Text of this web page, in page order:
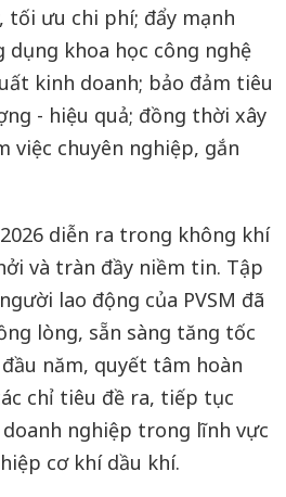
tối ưu chi phí; đẩy mạnh
dụng khoa học công nghệ
kinh doanh; bảo đảm tiêu
- hiệu quả; đồng thời xây
việc chuyên nghiệp, gắn
diễn ra trong không khí
và tràn đầy niềm tin. Tập
lao động của PVSM đã
lòng, sẵn sàng tăng tốc
năm, quyết tâm hoàn
chỉ tiêu đề ra, tiếp tục
doanh nghiệp trong lĩnh vực
cơ khí dầu khí.